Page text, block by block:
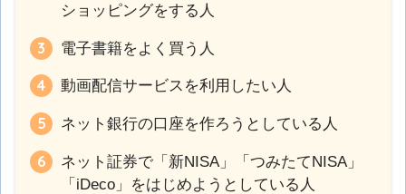
ショッピングをする人
電子書籍をよく買う人
動画配信サービスを利用したい人
ネット銀行の口座を作ろうとしている人
ネット証券で「新NISA」「つみたてNISA」
「iDeco」をはじめようとしている人